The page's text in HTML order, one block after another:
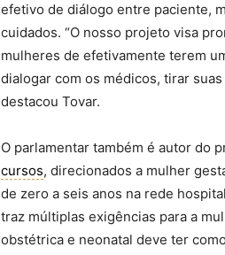
efetivo de diálogo entre paciente,
cuidados. “O nosso projeto visa
mulheres de efetivamente terem
dialogar com os médicos, tirar
destacou Tovar.
O parlamentar também é autor do
cursos, direcionados a mulher
de zero a seis anos na rede
traz múltiplas exigências para a
obstétrica e neonatal deve ter